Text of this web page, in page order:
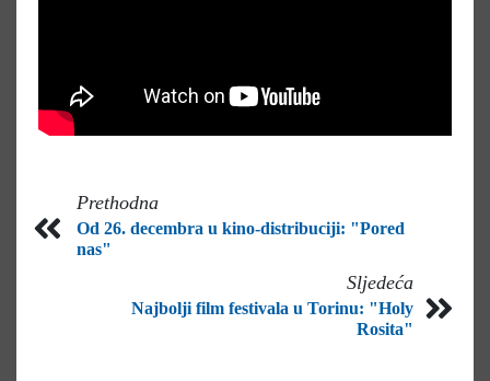
Prethodna
Od 26. decembra u kino-distribuciji: "Pored
nas"
Sljedeća
Najbolji film festivala u Torinu: "Holy
Rosita"